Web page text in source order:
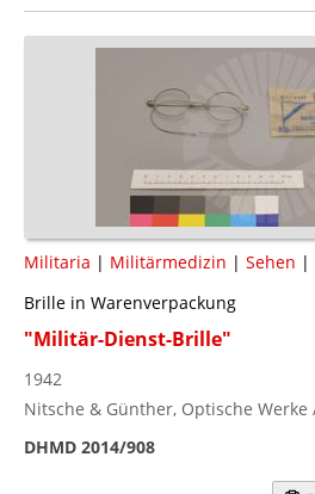
Militaria | Militärmedizin | Sehen |
Brille in Warenverpackung
"Militär-Dienst-Brille"
1942
Nitsche & Günther, Optische Werke
DHMD 2014/908